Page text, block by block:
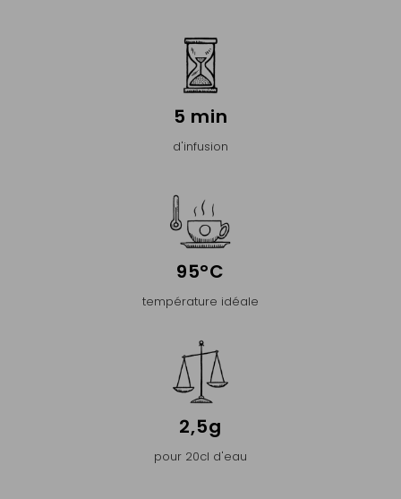
5 min
d'infusion
95°C
température idéale
2,5g
pour 20cl d'eau